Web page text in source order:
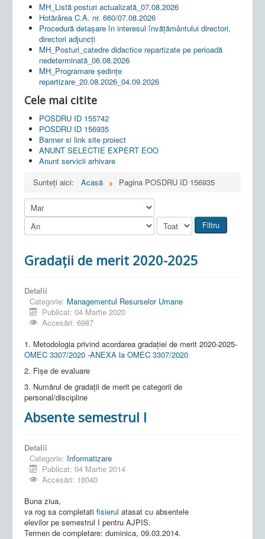
MH_Listă posturi actualizată_07.08.2026
Hotărârea C.A. nr. 660/07.08.2026
Procedură detașare în interesul învățământului directori,
directori adjuncți
MH_Posturi_catedre didactice repartizate pe perioadă
nedeterminată_06.08.2026
MH_Programare ședințe
repartizare_20.08.2026_04.09.2026
Cele mai citite
POSDRU ID 155742
POSDRU ID 156935
Banner si link site proiect
ANUNT SELECTIE EXPERT EOO
Anunt servicii arhivare
Sunteți aici:
Acasă Pagina POSDRU ID 156935
Filtru
Gradații de merit 2020-2025
Detalii
Categorie: Managementul Resurselor Umane
Publicat: 04 Martie 2020
Accesări: 6987
1. Metodologia privind acordarea gradației de merit 2020-2025-
OMEC 3307/2020 -ANEXA la OMEC 3307/2020
2. Fișe de evaluare
3. Numărul de gradații de merit pe categorii de
personal/discipline
Absente semestrul I
Detalii
Categorie: Informatizare
Publicat: 04 Martie 2014
Accesări: 18040
Buna ziua,
va rog sa completati fisierul atasat cu absentele
elevilor pe semestrul I pentru AJPIS.
Termen de completare: duminica, 09.03.2014.